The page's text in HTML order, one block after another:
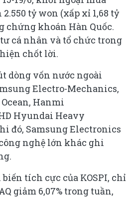
tỷ won (xấp xỉ 1,68 tỷ
chứng khoán Hàn Quốc.
cá nhân và tổ chức trong
chốt lời.
dòng vốn nước ngoài
Electro-Mechanics,
Hanmi
Hyundai Heavy
đó, Samsung Electronics
nghệ lớn khác ghi
tích cực của KOSPI, chỉ
giảm 6,07% trong tuần,